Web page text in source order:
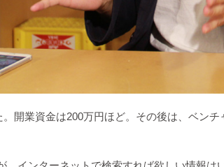
開業資金は200万円ほど。その後は、ベン